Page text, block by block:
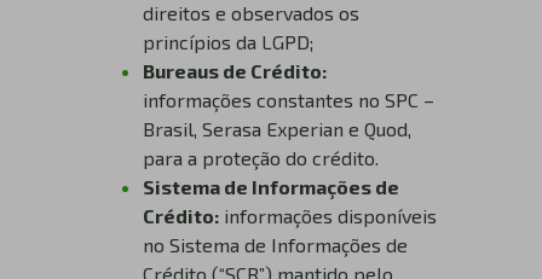
direitos e observados os
princípios da LGPD;
Bureaus de Crédito:
informações constantes no SPC –
Brasil, Serasa Experian e Quod,
para a proteção do crédito.
Sistema de Informações de
Crédito: informações disponíveis
no Sistema de Informações de
Crédito (“SCR”) mantido pelo